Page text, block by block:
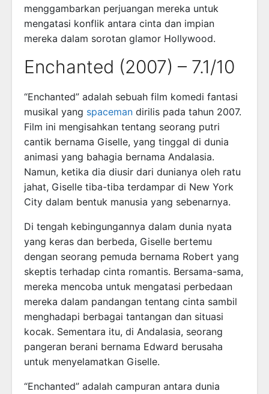
menggambarkan perjuangan mereka untuk
mengatasi konflik antara cinta dan impian
mereka dalam sorotan glamor Hollywood.
Enchanted (2007) – 7.1/10
“Enchanted” adalah sebuah film komedi fantasi
musikal yang spaceman dirilis pada tahun 2007.
Film ini mengisahkan tentang seorang putri
cantik bernama Giselle, yang tinggal di dunia
animasi yang bahagia bernama Andalasia.
Namun, ketika dia diusir dari dunianya oleh ratu
jahat, Giselle tiba-tiba terdampar di New York
City dalam bentuk manusia yang sebenarnya.
Di tengah kebingungannya dalam dunia nyata
yang keras dan berbeda, Giselle bertemu
dengan seorang pemuda bernama Robert yang
skeptis terhadap cinta romantis. Bersama-sama,
mereka mencoba untuk mengatasi perbedaan
mereka dalam pandangan tentang cinta sambil
menghadapi berbagai tantangan dan situasi
kocak. Sementara itu, di Andalasia, seorang
pangeran berani bernama Edward berusaha
untuk menyelamatkan Giselle.
“Enchanted” adalah campuran antara dunia